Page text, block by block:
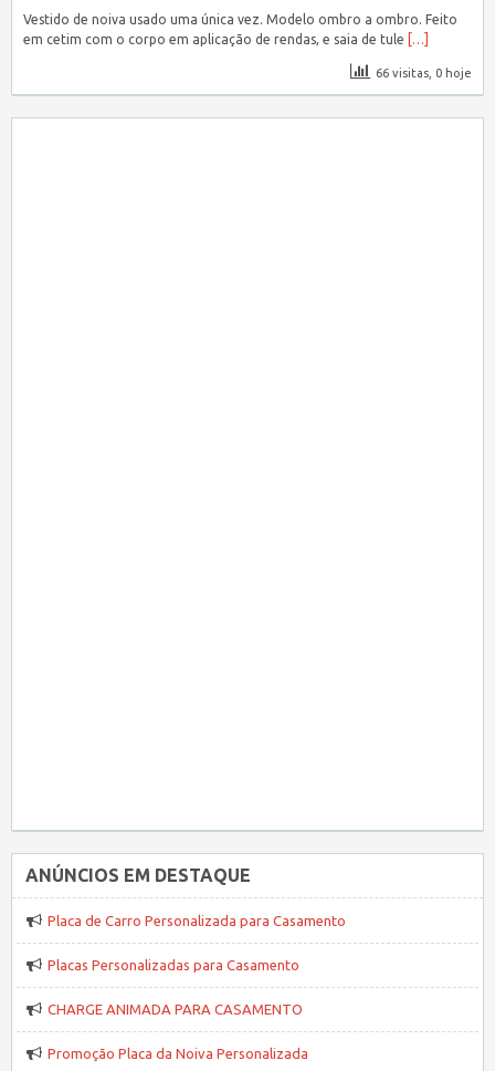
Vestido de noiva usado uma única vez. Modelo ombro a ombro. Feito
em cetim com o corpo em aplicação de rendas, e saia de tule
[…]
66 visitas, 0 hoje
ANÚNCIOS EM DESTAQUE
Placa de Carro Personalizada para Casamento
Placas Personalizadas para Casamento
CHARGE ANIMADA PARA CASAMENTO
Promoção Placa da Noiva Personalizada